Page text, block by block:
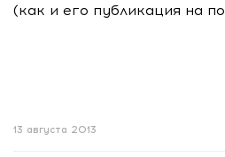
(как и его публикация на
13 августа 2013